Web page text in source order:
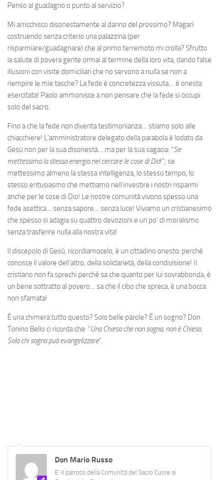
Penso al guadagno o punto al servizio?
Mi arricchisco disonestamente al danno del prossimo? Magari
costruendo senza criterio una palazzina (per
risparmiare/guadagnare) che al primo terremoto mi crolla? Sfrutto
la salute di povera gente ormai al termine della loro vita, dando false
illusioni con visite domiciliari che no servono a nulla se non a
riempire le mie tasche? La fede è concretezza vissuta… è onesta
esercitata! Paolo ammonisce a non pensare che la fede si occupi
solo del sacro.
Fino a che la fede non diventa testimonianza… stiamo solo alle
chiacchiere! L’amministratore delegato della parabola è lodato da
Gesù non per la sua disonestà… ma per la sua sagacia: “Se
mettessimo la stessa energia nel cercare le cose di Dio!”; se
mettessimo almeno la stessa intelligenza, lo stesso tempo, lo
stesso entusiasmo che mettiamo nell’investire i nostri risparmi
anche per le cose di Dio! Le nostre comunità vivono spesso una
fede asettica… senza sapore… senza luce! Viviamo un cristianesimo
che spesso si adagia su quattro devozioni e un po’ di moralismo
senza trasferire nulla alla nostra vita!
Il discepolo di Gesù, ricordiamocelo, è un cittadino onesto: perché
conosce il valore dell’altro, della solidarietà, della condivisione! Il
cristiano non fa sprechi perché sa che quanto per lui sovrabbonda, è
un bene sottratto al povero… sa che il cibo che spreca, è una bocca
non sfamata!
È una chimera tutto questo? Solo belle parole? È un sogno? Don
Tonino Bello ci ricorda che: “Una Chiesa che non sogna, non è Chiesa.
Solo chi sogna può evangelizzare”.
Don Mario Russo
E' il parroco della Comunità del Sacro Cuore ai